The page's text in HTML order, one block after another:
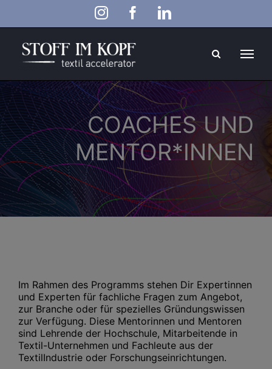
InstagramFacebookLinkedIn
COACHES UND
MENTOR*INNEN
Im Rahmen des Programms stehen Dir Expertinnen
und Experten für fachliche Fragen zum Angebot,
zur Branche oder für spezielles Gründungswissen
zur Verfügung. Diese Mentorinnen und Mentoren
sind Lehrende der Hochschule, Mitarbeitende in
Textil-Unternehmen und Fachleute aus der
TextilIndustrie oder Forschungseinrichtungen.